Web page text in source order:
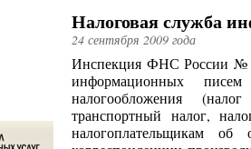
Налоговая служба
24 сентября 2009 года
Инспекция ФНС России №
информационных
налогообложения
транспортный налог,
налогоплательщикам об